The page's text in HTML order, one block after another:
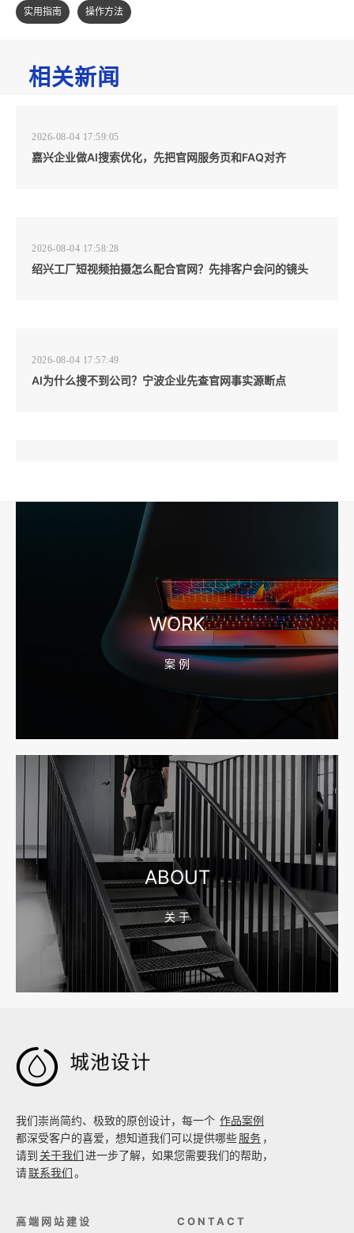
实用指南
操作方法
相关新闻
2026-08-04 17:59:05
嘉兴企业做AI搜索优化，先把官网服务页和FAQ对齐
2026-08-04 17:58:28
绍兴工厂短视频拍摄怎么配合官网？先排客户会问的镜头
2026-08-04 17:57:49
AI为什么搜不到公司？宁波企业先查官网事实源断点
宁波高端网站建设公司推荐，移动端验收别放到最后
宁波网站建设报价怎么看？合同、源码和后台要先写清
2026-08-04 17:55:09
宁波制造业网站建设公司怎么选？先看产品询盘字段
2026-08-02 17:58:44
工厂短视频拍摄后，怎样放进官网帮助客户判断实力
WORK
案 例
ABOUT
关 于

我们崇尚简约、极致的原创设计，每一个 作品案例
都深受客户的喜爱，想知道我们可以提供哪些服务 ，
请到 关于我们进一步了解，如果您需要我们的帮助，
请联系我们。
高端网站建设 CONTACT